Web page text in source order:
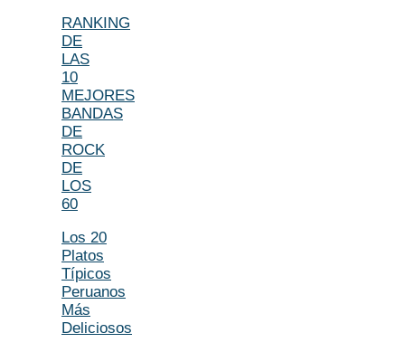
RANKING
DE
LAS
10
MEJORES
BANDAS
DE
ROCK
DE
LOS
60
Los 20
Platos
Típicos
Peruanos
Más
Deliciosos